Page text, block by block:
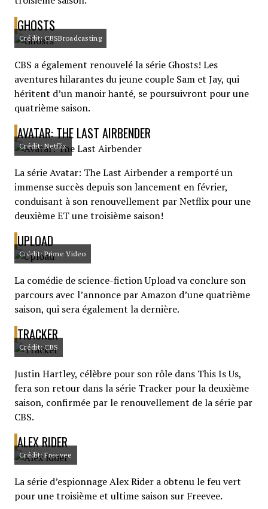
GHOSTS
Crédit: CBSBroadcasting
CBS a également renouvelé la série Ghosts! Les
aventures hilarantes du jeune couple Sam et Jay, qui
héritent d’un manoir hanté, se poursuivront pour une
quatrième saison.
AVATAR: THE LAST AIRBENDER
Crédit: Netflix
La série Avatar: The Last Airbender a remporté un
immense succès depuis son lancement en février,
conduisant à son renouvellement par Netflix pour une
deuxième ET une troisième saison!
UPLOAD
Crédit: Prime Video
La comédie de science-fiction Upload va conclure son
parcours avec l’annonce par Amazon d’une quatrième
saison, qui sera également la dernière.
TRACKER
Crédit: CBS
Justin Hartley, célèbre pour son rôle dans This Is Us,
fera son retour dans la série Tracker pour la deuxième
saison, confirmée par le renouvellement de la série par
CBS.
ALEX RIDER
Crédit: Freevee
La série d’espionnage Alex Rider a obtenu le feu vert
pour une troisième et ultime saison sur Freevee.